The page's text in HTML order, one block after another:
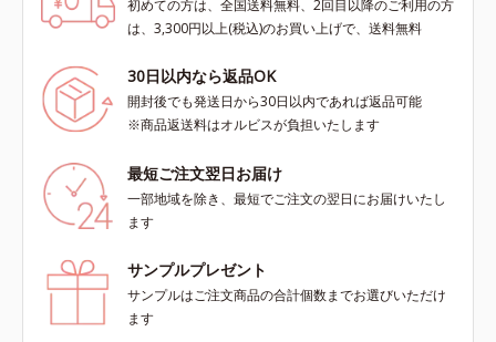
初めての方は、全国送料無料、2回目以降のご利用の方
は、3,300円以上(税込)のお買い上げで、送料無料
30日以内なら返品OK
開封後でも発送日から30日以内であれば返品可能
※商品返送料はオルビスが負担いたします
最短ご注文翌日お届け
一部地域を除き、最短でご注文の翌日にお届けいたし
ます
サンプルプレゼント
サンプルはご注文商品の合計個数までお選びいただけ
ます